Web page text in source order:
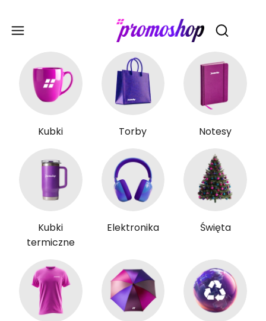
Otwórz
Kubki Torby Notesy
Kubki
termiczne
Elektronika Święta